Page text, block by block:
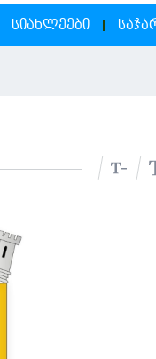
ᲡᲘᲐᲮᲚᲔᲔᲑᲘ